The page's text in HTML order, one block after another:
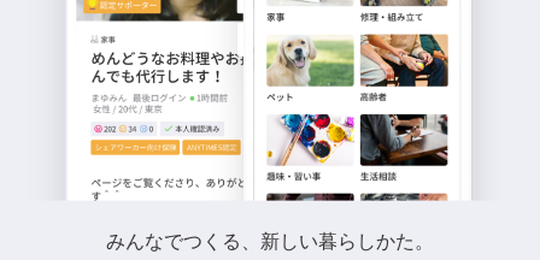
みんなでつくる、新しい暮らしかた。